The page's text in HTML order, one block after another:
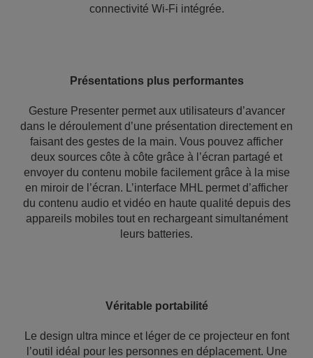
connectivité Wi-Fi intégrée.
Présentations plus performantes
Gesture Presenter permet aux utilisateurs d’avancer
dans le déroulement d’une présentation directement en
faisant des gestes de la main. Vous pouvez afficher
deux sources côte à côte grâce à l’écran partagé et
envoyer du contenu mobile facilement grâce à la mise
en miroir de l’écran. L’interface MHL permet d’afficher
du contenu audio et vidéo en haute qualité depuis des
appareils mobiles tout en rechargeant simultanément
leurs batteries.
Véritable portabilité
Le design ultra mince et léger de ce projecteur en font
l’outil idéal pour les personnes en déplacement. Une